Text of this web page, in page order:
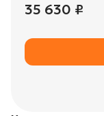
35 630 ₽